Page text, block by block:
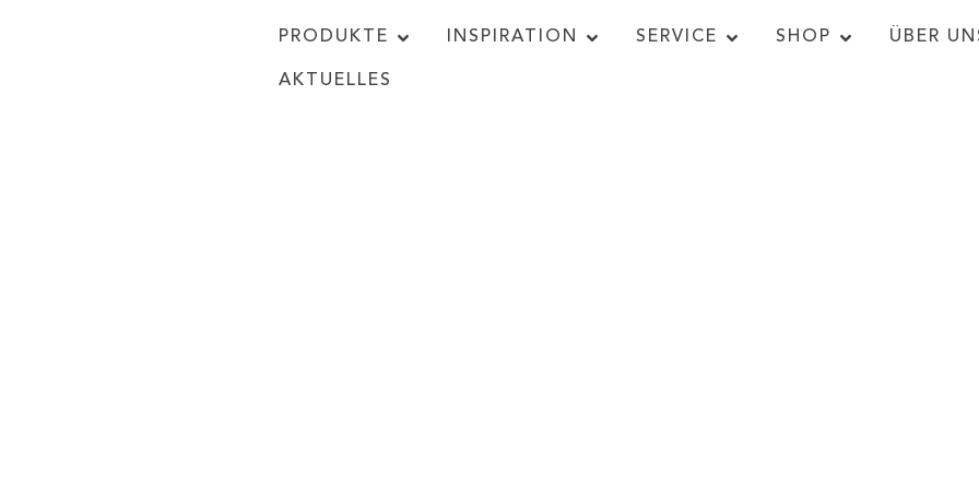
PRODUKTE INSPIRATION SERVICE SHOP ÜBER
AKTUELLES